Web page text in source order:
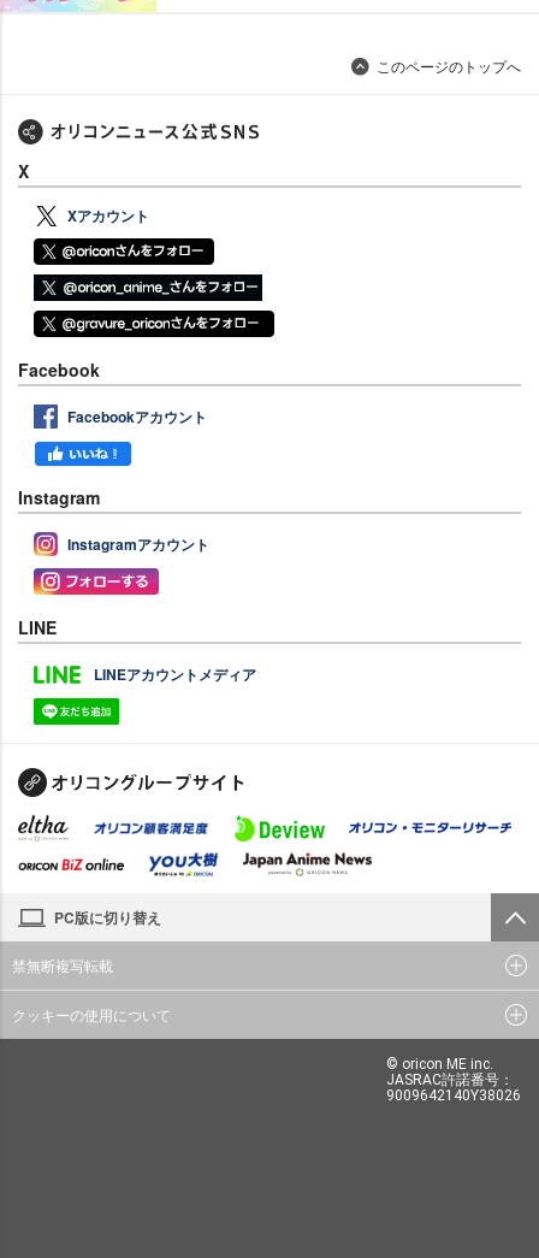
このページのトップへ
X
Xアカウント
Facebook
Facebookアカウント
Instagram
Instagramアカウント
LINE
LINEアカウントメディア
PC版に切り替え
禁無断複写転載
クッキーの使用について
© oricon ME inc.
JASRAC許諾番号：
9009642140Y38026